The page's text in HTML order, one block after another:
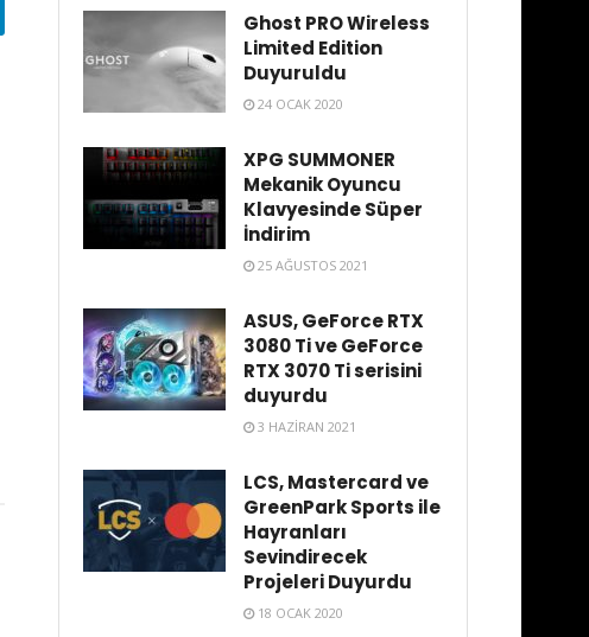
Ghost PRO Wireless
Limited Edition
Duyuruldu
24 OCAK 2020
XPG SUMMONER
Mekanik Oyuncu
Klavyesinde Süper
İndirim
25 AĞUSTOS 2021
ASUS, GeForce RTX
3080 Ti ve GeForce
RTX 3070 Ti serisini
duyurdu
3 HAZIRAN 2021
LCS, Mastercard ve
GreenPark Sports ile
Hayranları
Sevindirecek
Projeleri Duyurdu
18 OCAK 2020